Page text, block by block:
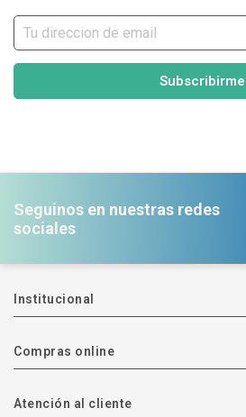
Subscribirme
Seguinos en nuestras redes
sociales
Institucional
Compras online
Atención al cliente